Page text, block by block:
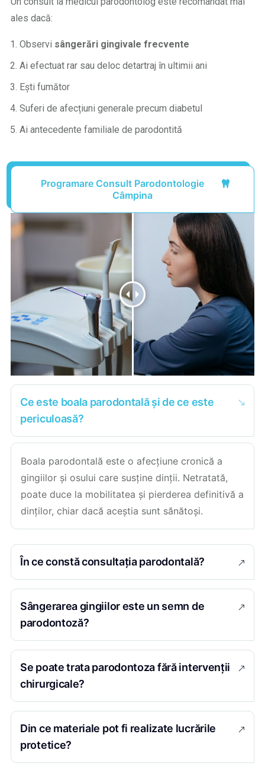
ales dacă:
Observi sângerări gingivale frecvente
Ai efectuat rar sau deloc detartraj în ultimii ani
Ești fumător
Suferi de afecțiuni generale precum diabetul
Ai antecedente familiale de parodontită
Programare Consult Parodontologie
Câmpina
Ce este boala parodontală și de ce este
periculoasă?
Boala parodontală este o afecțiune cronică a
gingiilor și osului care susține dinții. Netratată,
poate duce la mobilitatea și pierderea definitivă a
dinților, chiar dacă aceștia sunt sănătoși.
În ce constă consultația parodontală?
Sângerarea gingiilor este un semn de
parodontoză?
Se poate trata parodontoza fără intervenții
chirurgicale?
Din ce materiale pot fi realizate lucrările
protetice?